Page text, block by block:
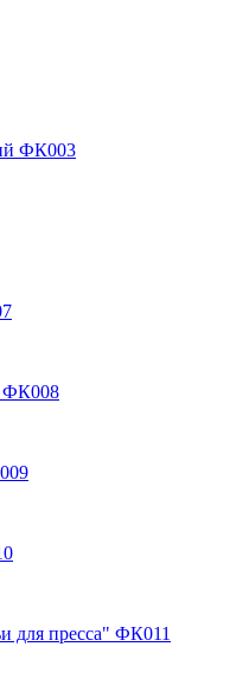
ФК003
ФК008
для пресса" ФК011